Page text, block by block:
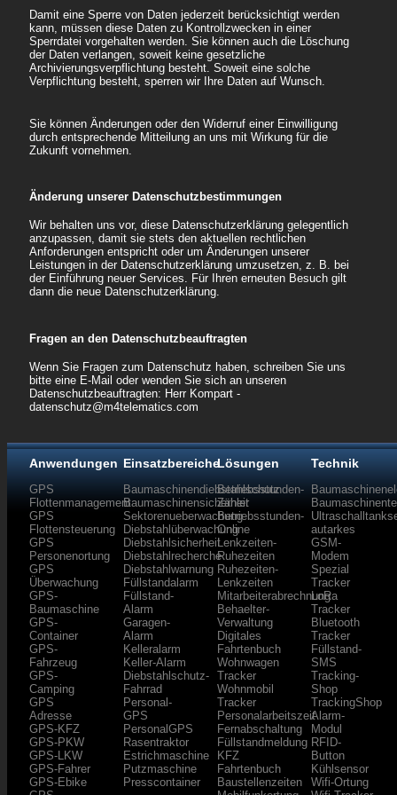
Damit eine Sperre von Daten jederzeit berücksichtigt werden
kann, müssen diese Daten zu Kontrollzwecken in einer
Sperrdatei vorgehalten werden. Sie können auch die Löschung
der Daten verlangen, soweit keine gesetzliche
Archivierungsverpflichtung besteht. Soweit eine solche
Verpflichtung besteht, sperren wir Ihre Daten auf Wunsch.
Sie können Änderungen oder den Widerruf einer Einwilligung
durch entsprechende Mitteilung an uns mit Wirkung für die
Zukunft vornehmen.
Änderung unserer Datenschutzbestimmungen
Wir behalten uns vor, diese Datenschutzerklärung gelegentlich
anzupassen, damit sie stets den aktuellen rechtlichen
Anforderungen entspricht oder um Änderungen unserer
Leistungen in der Datenschutzerklärung umzusetzen, z. B. bei
der Einführung neuer Services. Für Ihren erneuten Besuch gilt
dann die neue Datenschutzerklärung.
Fragen an den Datenschutzbeauftragten
Wenn Sie Fragen zum Datenschutz haben, schreiben Sie uns
bitte eine E-Mail oder wenden Sie sich an unseren
Datenschutzbeauftragten: Herr Kompart -
datenschutz@m4telematics.com
Anwendungen
GPS
Flottenmanagement
GPS
Flottensteuerung
GPS
Personenortung
GPS
Überwachung
GPS-
Baumaschine
GPS-
Container
GPS-
Fahrzeug
GPS-
Camping
GPS
Adresse
GPS-KFZ
GPS-PKW
GPS-LKW
GPS-Fahrer
GPS-Ebike
Einsatzbereiche
Baumaschinendiebstahlschutz
Baumaschinensicherheit
Sektorenueberwachung
Diebstahlüberwachung
Diebstahlsicherheit
Diebstahlrecherche
Diebstahlwarnung
Füllstandalarm
Füllstand-
Alarm
Garagen-
Alarm
Kelleralarm
Keller-Alarm
Diebstahlschutz-
Fahrrad
Personal-
GPS
PersonalGPS
Rasentraktor
Estrichmaschine
Putzmaschine
Presscontainer
Lösungen
Betriebsstunden-
Zähler
Betriebsstunden-
Online
Lenkzeiten-
Ruhezeiten
Ruhezeiten-
Lenkzeiten
Mitarbeiterabrechnung
Behaelter-
Verwaltung
Digitales
Fahrtenbuch
Wohnwagen
Tracker
Wohnmobil
Tracker
Personalarbeitszeit
Fernabschaltung
Füllstandmeldung
KFZ
Fahrtenbuch
Baustellenzeiten
Technik
autarkes
GSM-
Modem
Spezial
Tracker
LoRa
Tracker
Bluetooth
Tracker
Füllstand-
SMS
Tracking-
Shop
TrackingShop
Alarm-
Modul
RFID-
Button
Kühlsensor
Wifi-Ortung